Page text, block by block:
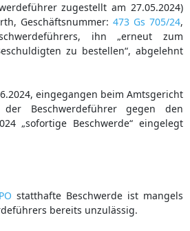
zugestellt am 27.05.2024)
Geschäftsnummer: 473 Gs 705/24,
ihn „erneut zum
zu bestellen“, abgelehnt
eingegangen beim Amtsgericht
Beschwerdeführer gegen den
„sofortige Beschwerde“ eingelegt
statthafte Beschwerde ist mangels
bereits unzulässig.